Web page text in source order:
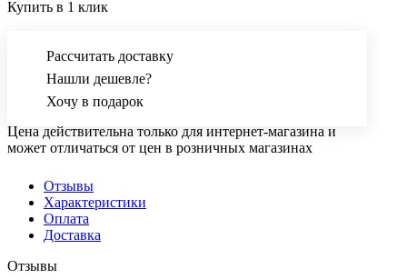
Купить в 1 клик
Рассчитать доставку
Нашли дешевле?
Хочу в подарок
Цена действительна только для интернет-магазина и
может отличаться от цен в розничных магазинах
Отзывы
Характеристики
Оплата
Доставка
Отзывы